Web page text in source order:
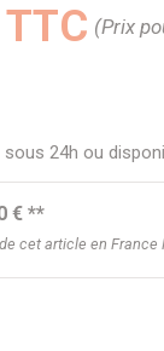
(Prix
24h ou
€ **
cet article en